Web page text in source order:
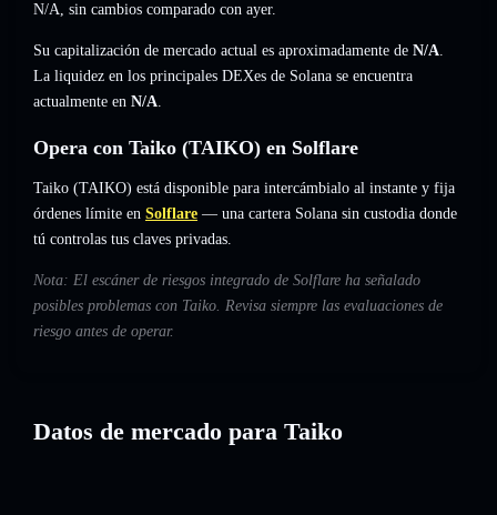
N/A, sin cambios comparado con ayer.
Su capitalización de mercado actual es aproximadamente de N/A.
La liquidez en los principales DEXes de Solana se encuentra
actualmente en N/A.
Opera con Taiko (TAIKO) en Solflare
Taiko (TAIKO) está disponible para intercámbialo al instante y fija
órdenes límite en Solflare — una cartera Solana sin custodia donde
tú controlas tus claves privadas.
Nota: El escáner de riesgos integrado de Solflare ha señalado
posibles problemas con Taiko. Revisa siempre las evaluaciones de
riesgo antes de operar.
Datos de mercado para Taiko